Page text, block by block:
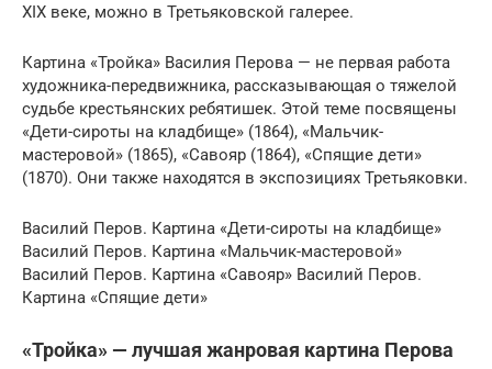
XIX веке, можно в Третьяковской галерее.
Картина «Тройка» Василия Перова — не первая работа
художника-передвижника, рассказывающая о тяжелой
судьбе крестьянских ребятишек. Этой теме посвящены
«Дети-сироты на кладбище» (1864), «Мальчик-
мастеровой» (1865), «Савояр (1864), «Спящие дети»
(1870). Они также находятся в экспозициях Третьяковки.
Василий Перов. Картина «Дети-сироты на кладбище»
Василий Перов. Картина «Мальчик-мастеровой»
Василий Перов. Картина «Савояр» Василий Перов.
Картина «Спящие дети»
«Тройка» — лучшая жанровая картина Перова